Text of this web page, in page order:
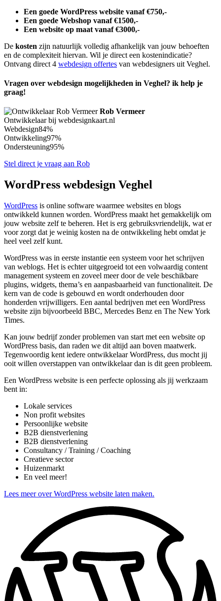
Een goede WordPress website vanaf €750,-
Een goede Webshop vanaf €1500,-
Een website op maat vanaf €3000,-
De kosten zijn natuurlijk volledig afhankelijk van jouw behoeften
en de complexiteit hiervan. Wil je direct een kostenindicatie?
Ontvang direct 4 webdesign offertes van webdesigners uit Veghel.
Vragen over webdesign mogelijkheden in Veghel? ik help je
graag!
Rob Vermeer
Ontwikkelaar bij webdesignkaart.nl
Webdesign84%
Ontwikkeling97%
Ondersteuning95%
Stel direct je vraag aan Rob
WordPress webdesign Veghel
WordPress is online software waarmee websites en blogs
ontwikkeld kunnen worden. WordPress maakt het gemakkelijk om
jouw website zelf te beheren. Het is erg gebruiksvriendelijk, wat er
voor zorgt dat je weinig kosten na de ontwikkeling hebt omdat je
heel veel zelf kunt.
WordPress was in eerste instantie een systeem voor het schrijven
van weblogs. Het is echter uitgegroeid tot een volwaardig content
management systeem en zoveel meer door de vele beschikbare
plugins, widgets, thema’s en aanpasbaarheid van functionaliteit. De
kern van de code is gebouwd en wordt onderhouden door
honderden vrijwilligers. Een aantal bedrijven met een WordPress
website zijn bijvoorbeeld BBC, Mercedes Benz en The New York
Times.
Kan jouw bedrijf zonder problemen van start met een website op
WordPress basis, dan raden we dit altijd aan boven maatwerk.
Tegenwoordig kent iedere ontwikkelaar WordPress, dus mocht jij
ooit willen overstappen van ontwikkelaar dan is dit geen probleem.
Een WordPress website is een perfecte oplossing als jij werkzaam
bent in:
Lokale services
Non profit websites
Persoonlijke website
B2B dienstverlening
B2B dienstverlening
Consultancy / Training / Coaching
Creatieve sector
Huizenmarkt
En veel meer!
Lees meer over WordPress website laten maken.